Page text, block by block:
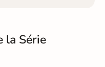
la Série